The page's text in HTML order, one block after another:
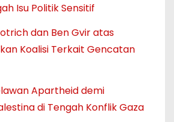
Isu Politik Sensitif
dan Ben Gvir atas
Koalisi Terkait Gencatan
Apartheid demi
di Tengah Konflik Gaza